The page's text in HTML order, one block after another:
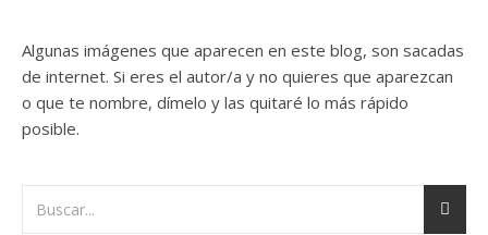
Algunas imágenes que aparecen en este blog, son sacadas
de internet. Si eres el autor/a y no quieres que aparezcan
o que te nombre, dímelo y las quitaré lo más rápido
posible.